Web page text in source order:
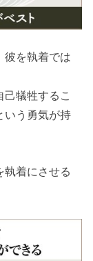
彼を執着では
犠牲するこ
いう勇気が持
執着にさせる